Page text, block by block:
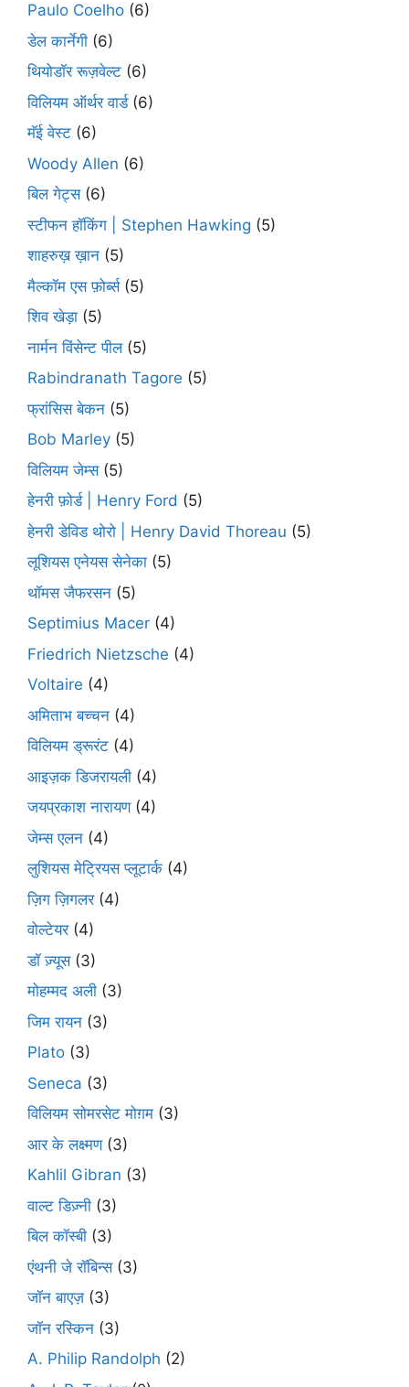
Paulo Coelho (6)
डेल कार्नेगी (6)
थियोडॉर रूज़वेल्ट (6)
विलियम ऑर्थर वार्ड(6)
मॅई वेस्ट (6)
Woody Allen (6)
बिल गेट्स(6)
स्टीफन हॉकिंग | Stephen Hawking (5)
शाहरुख़ ख़ान (5)
मैल्कॉम एस फ़ोर्ब्स(5)
शिव खेड़ा (5)
नार्मन विंसेन्ट पील(5)
Rabindranath Tagore (5)
फ्रांसिस बेकन (5)
Bob Marley (5)
विलियम जेम्स(5)
हेनरी फ़ोर्ड | Henry Ford (5)
हेनरी डेविड थोरो | Henry David Thoreau (5)
लूशियस एनेयस सेनेका (5)
थॉमस जैफरसन (5)
Septimius Macer (4)
Friedrich Nietzsche (4)
Voltaire (4)
अमिताभ बच्चन (4)
विलियम ड्रूरंट (4)
आइज़क डिजरायली (4)
जयप्रकाश नारायण(4)
जेम्स एलन (4)
लुशियस मेट्रियस प्लूटार्क (4)
ज़िग ज़िगलर(4)
वोल्टेयर(4)
डॉ ज़्यूस(3)
मोहम्मद अली (3)
जिम रायन (3)
Plato (3)
Seneca (3)
विलियम सोमरसेट मोग़म (3)
आर के लक्ष्मण(3)
Kahlil Gibran (3)
वाल्ट डिज़्नी (3)
बिल कॉस्बी (3)
एंथनी जे रॉबिन्स(3)
जॉन बाएज़ (3)
जॉन रस्किन (3)
A. Philip Randolph (2)